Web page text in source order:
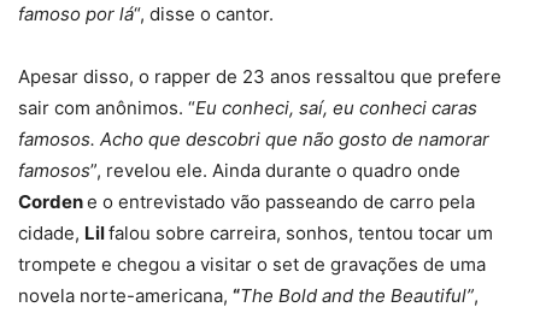
famoso por lá“, disse o cantor.
Apesar disso, o rapper de 23 anos ressaltou que prefere
sair com anônimos. “Eu conheci, saí, eu conheci caras
famosos. Acho que descobri que não gosto de namorar
famosos”, revelou ele. Ainda durante o quadro onde
Cordene o entrevistado vão passeando de carro pela
cidade, Lilfalou sobre carreira, sonhos, tentou tocar um
trompete e chegou a visitar o set de gravações de uma
novela norte-americana, “The Bold and the Beautiful”,